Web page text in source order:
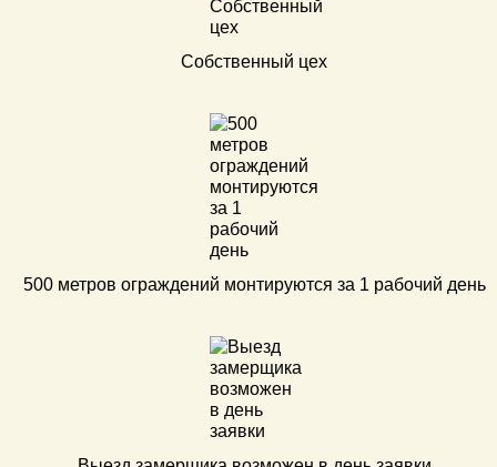
Собственный цех
500 метров ограждений монтируются за 1 рабочий день